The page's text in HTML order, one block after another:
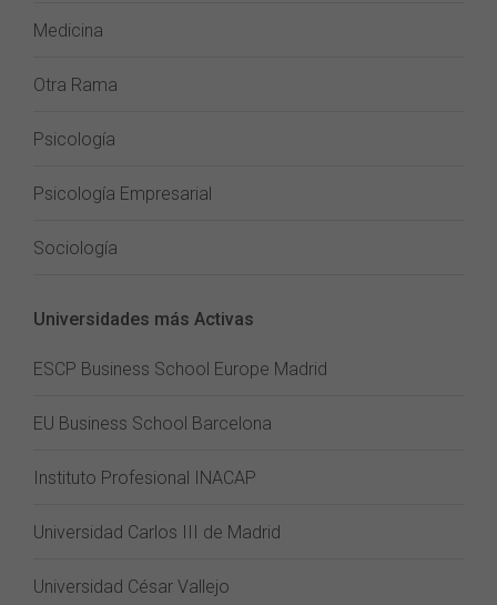
Medicina
Otra Rama
Psicología
Psicología Empresarial
Sociología
Universidades más Activas
ESCP Business School Europe Madrid
EU Business School Barcelona
Instituto Profesional INACAP
Universidad Carlos III de Madrid
Universidad César Vallejo